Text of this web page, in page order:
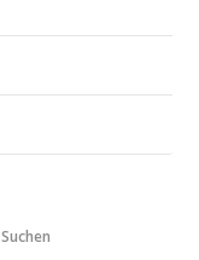
Suchen